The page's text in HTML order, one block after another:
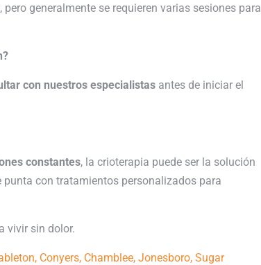
generalmente se requieren varias sesiones para
con nuestros especialistas antes de iniciar el
constantes, la crioterapia puede ser la solución
con tratamientos personalizados para
vivir sin dolor.
Conyers, Chamblee, Jonesboro, Sugar